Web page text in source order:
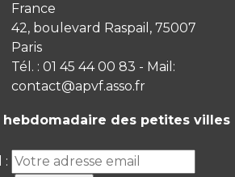
France
42, boulevard Raspail, 75007
Paris
Tél. : 01 45 44 00 83 - Mail:
contact@apvf.asso.fr
hebdomadaire des petites villes
: